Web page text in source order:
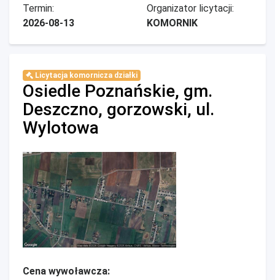
Termin:
2026-08-13
Organizator licytacji:
KOMORNIK
Licytacja komornicza działki
Osiedle Poznańskie, gm.
Deszczno, gorzowski, ul.
Wylotowa
Cena wywoławcza: